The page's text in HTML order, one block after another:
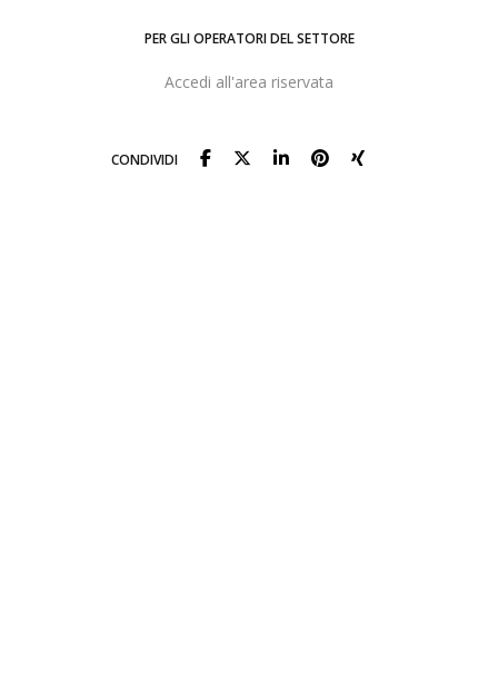
PER GLI OPERATORI DEL SETTORE
Accedi all'area riservata
CONDIVIDI